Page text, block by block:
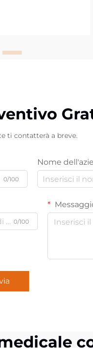
ti contatterà a breve.
0/100
Nome
0/100